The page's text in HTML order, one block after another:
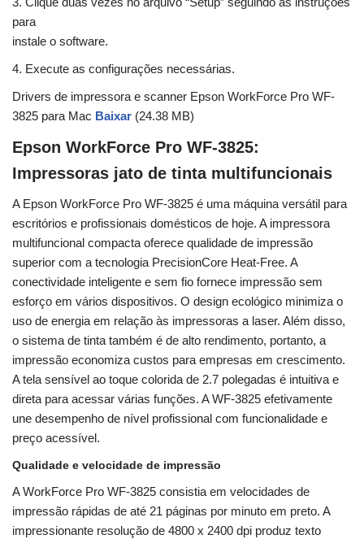
para
instale o software.
4. Execute as configurações necessárias.
Drivers de impressora e scanner Epson WorkForce Pro WF-
3825 para Mac Baixar (24.38 MB)
Epson WorkForce Pro WF-3825:
Impressoras jato de tinta multifuncionais
A Epson WorkForce Pro WF-3825 é uma máquina versátil para
escritórios e profissionais domésticos de hoje. A impressora
multifuncional compacta oferece qualidade de impressão
superior com a tecnologia PrecisionCore Heat-Free. A
conectividade inteligente e sem fio fornece impressão sem
esforço em vários dispositivos. O design ecológico minimiza o
uso de energia em relação às impressoras a laser. Além disso,
o sistema de tinta também é de alto rendimento, portanto, a
impressão economiza custos para empresas em crescimento.
A tela sensível ao toque colorida de 2.7 polegadas é intuitiva e
direta para acessar várias funções. A WF-3825 efetivamente
une desempenho de nível profissional com funcionalidade e
preço acessível.
Qualidade e velocidade de impressão
A WorkForce Pro WF-3825 consistia em velocidades de
impressão rápidas de até 21 páginas por minuto em preto. A
impressionante resolução de 4800 x 2400 dpi produz texto